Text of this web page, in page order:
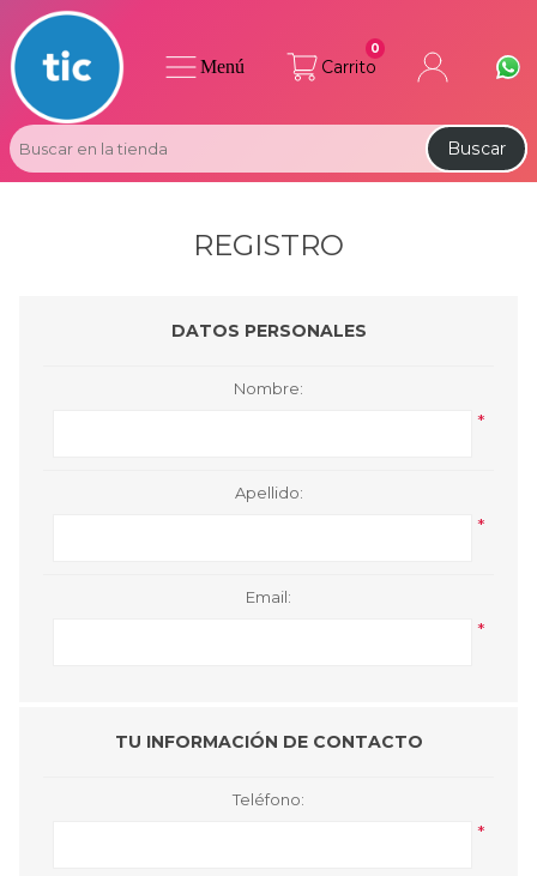
Carrito
0
Buscar
Menú
REGISTRO
DATOS PERSONALES
Nombre:
*
Apellido:
*
Email:
*
TU INFORMACIÓN DE CONTACTO
Teléfono:
*